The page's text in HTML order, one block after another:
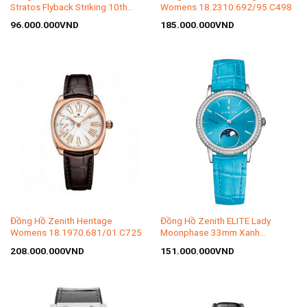
Stratos Flyback Striking 10th
96.000.000VND
Womens 18.2310.692/95.C498
185.000.000VND
Đồng Hồ Zenith Heritage
Womens 18.1970.681/01.C725
208.000.000VND
Đồng Hồ Zenith ELITE Lady
Moonphase 33mm Xanh
151.000.000VND